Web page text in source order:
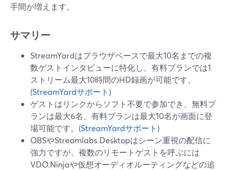
手間が増えます。
サマリー
StreamYardはブラウザベースで最大10名までの複
数ゲストインタビューに特化し、有料プランでは1
ストリーム最大10時間のHD録画が可能です。
(StreamYardサポート )
ゲストはリンクからソフト不要で参加でき、無料プ
ランは最大6名、有料プランは最大10名が画面に登
場可能です。(StreamYardサポート )
OBSやStreamlabs Desktopはシーン重視の配信に
強力ですが、複数のリモートゲストを呼ぶには
VDO.Ninjaや仮想オーディオルーティングなどの追